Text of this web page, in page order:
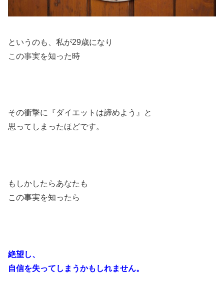
というのも、私が29歳になり
この事実を知った時
その衝撃に『ダイエットは諦めよう』と
思ってしまったほどです。
もしかしたらあなたも
この事実を知ったら
絶望し、
自信を失ってしまうかもしれません。